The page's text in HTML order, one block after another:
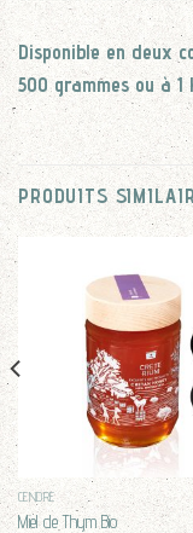
Disponible en deux
500 grammes ou à 1
PRODUITS
CENDRE
Miel de Thym Bio